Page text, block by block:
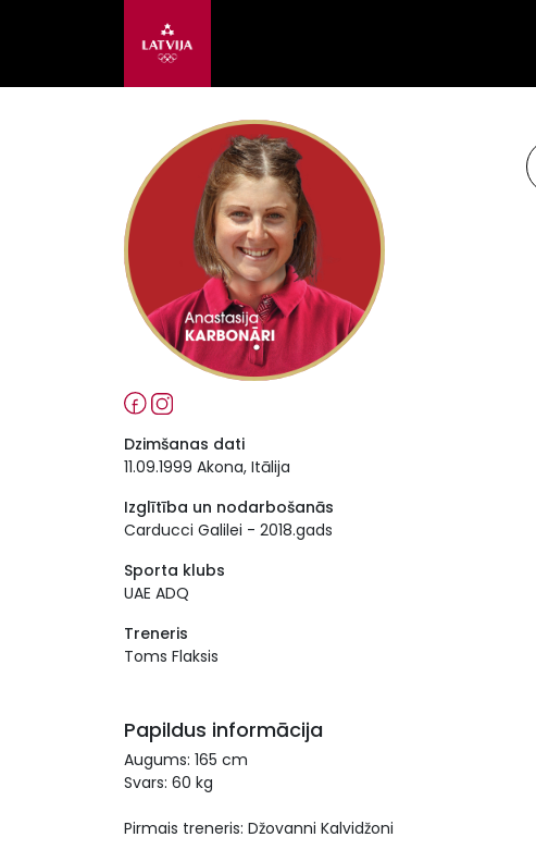
Dzimšanas dati
11.09.1999 Akona, Itālija
Izglītība un nodarbošanās
Carducci Galilei - 2018.gads
Sporta klubs
UAE ADQ
Treneris
Toms Flaksis
Papildus informācija
Augums: 165 cm
Svars: 60 kg
Pirmais treneris: Džovanni Kalvidžoni